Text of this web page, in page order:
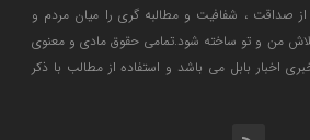
از صداقت ، شفافیت و مطالبه گری را میان مردم و
تلاش من و تو ساخته شود.تمامی حقوق مادی و معنوی
اخبار بابل می باشد و استفاده از مطالب با ذکر